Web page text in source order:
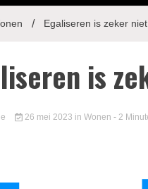
Egaliseren is zeker
is
26 mei 2023 in Wonen - 2